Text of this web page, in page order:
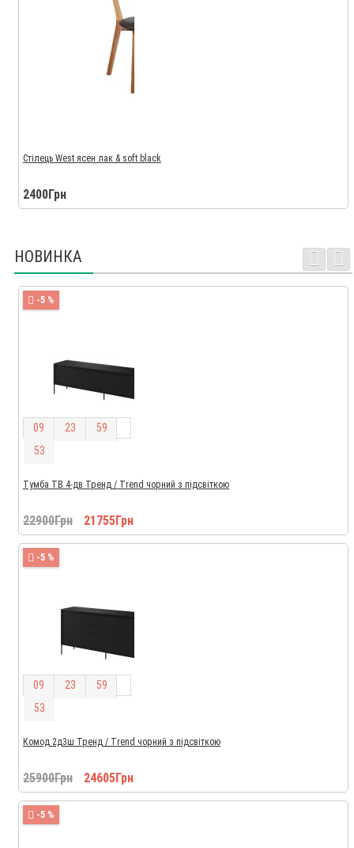
Стілець West ясен лак & soft black
2400Грн
НОВИНКА
-5 %
09 23 59
52
Тумба ТВ 4-дв Тренд / Trend чорний з підсвіткою
22900Грн 21755Грн
-5 %
09 23 59
52
Комод 2д3ш Тренд / Trend чорний з підсвіткою
25900Грн 24605Грн
-5 %